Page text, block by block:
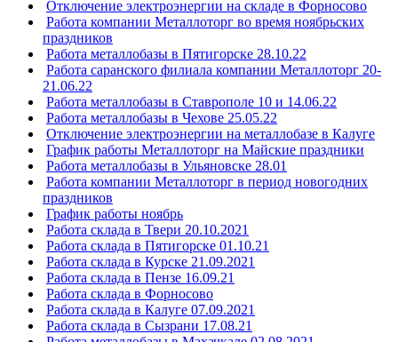
Отключение электроэнергии на складе в Форносово
Работа компании Металлоторг во время ноябрьских
праздников
Работа металлобазы в Пятигорске 28.10.22
Работа саранского филиала компании Металлоторг 20-
21.06.22
Работа металлобазы в Ставрополе 10 и 14.06.22
Работа металлобазы в Чехове 25.05.22
Отключение электроэнергии на металлобазе в Калуге
График работы Металлоторг на Майские праздники
Работа металлобазы в Ульяновске 28.01
Работа компании Металлоторг в период новогодних
праздников
График работы ноябрь
Работа склада в Твери 20.10.2021
Работа склада в Пятигорске 01.10.21
Работа склада в Курске 21.09.2021
Работа склада в Пензе 16.09.21
Работа склада в Форносово
Работа склада в Калуге 07.09.2021
Работа склада в Сызрани 17.08.21